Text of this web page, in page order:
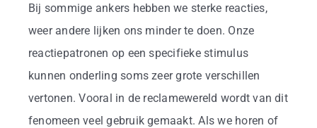
Bij sommige ankers hebben we sterke reacties,
weer andere lijken ons minder te doen. Onze
reactiepatronen op een specifieke stimulus
kunnen onderling soms zeer grote verschillen
vertonen. Vooral in de reclamewereld wordt van dit
fenomeen veel gebruik gemaakt. Als we horen of